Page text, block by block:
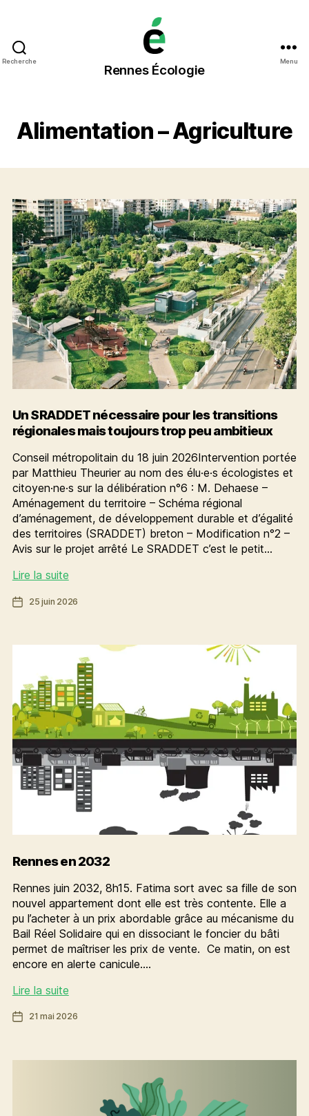
Recherche
Rennes
Écologie
Rennes Écologie
Menu
Alimentation – Agriculture
Un SRADDET nécessaire pour les transitions
régionales mais toujours trop peu ambitieux
Conseil métropolitain du 18 juin 2026Intervention portée
par Matthieu Theurier au nom des élu·e·s écologistes et
citoyen·ne·s sur la délibération n°6 : M. Dehaese –
Aménagement du territoire – Schéma régional
d’aménagement, de développement durable et d’égalité
des territoires (SRADDET) breton – Modification n°2 –
Avis sur le projet arrêté Le SRADDET c’est le petit…
Lire la suiteUn
nécessaire
transitions
régionales
mais
toujours
trop
peu
ambitieux
Date25 juin 2026
Rennes en 2032
Rennes juin 2032, 8h15. Fatima sort avec sa fille de son
nouvel appartement dont elle est très contente. Elle a
pu l’acheter à un prix abordable grâce au mécanisme du
Bail Réel Solidaire qui en dissociant le foncier du bâti
permet de maîtriser les prix de vente. Ce matin, on est
encore en alerte canicule.…
Lire la suiteRennes
2032
Date21 mai 2026